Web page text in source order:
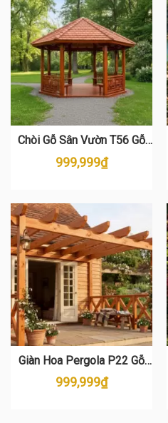
Chòi Gỗ Sân Vườn T56 Gỗ
Thông Cao Cấp – Thiết Kế
Sang Trọng
999,999₫
Giàn Hoa Pergola P22 Gỗ
Thông Ngoài Trời Cao Cấp
999,999₫